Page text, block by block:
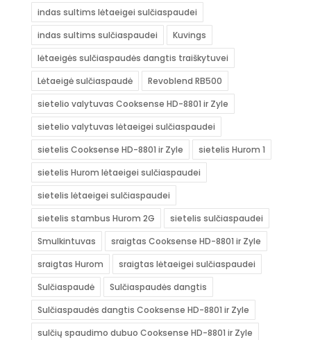
indas sultims lėtaeigei sulčiaspaudei
indas sultims sulčiaspaudei
Kuvings
lėtaeigės sulčiaspaudės dangtis traiškytuvei
Lėtaeigė sulčiaspaudė
Revoblend RB500
sietelio valytuvas Cooksense HD-8801 ir Zyle
sietelio valytuvas lėtaeigei sulčiaspaudei
sietelis Cooksense HD-8801 ir Zyle
sietelis Hurom 1
sietelis Hurom lėtaeigei sulčiaspaudei
sietelis lėtaeigei sulčiaspaudei
sietelis stambus Hurom 2G
sietelis sulčiaspaudei
Smulkintuvas
sraigtas Cooksense HD-8801 ir Zyle
sraigtas Hurom
sraigtas lėtaeigei sulčiaspaudei
Sulčiaspaudė
Sulčiaspaudės dangtis
Sulčiaspaudės dangtis Cooksense HD-8801 ir Zyle
sulčių spaudimo dubuo Cooksense HD-8801 ir Zyle